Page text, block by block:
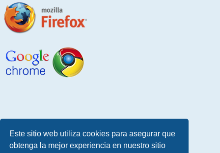
Este sitio web utiliza cookies para asegurar que
obtenga la mejor experiencia en nuestro sitio